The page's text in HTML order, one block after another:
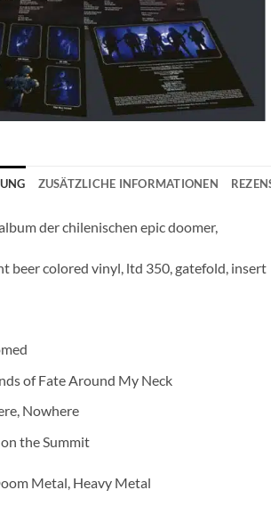
ZUSÄTZLICHE INFORMATIONEN
der chilenischen epic doomer,
beer colored vinyl, ltd 350, gatefold, insert
of Fate Around My Neck
Nowhere
the Summit
Metal, Heavy Metal